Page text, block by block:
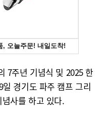
7주년 기념식 및 2025 한
경기도 파주 캠프 그리
사를 하고 있다.